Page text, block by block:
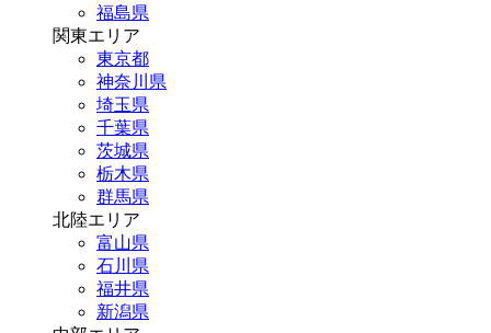
福島県
関東エリア
東京都
神奈川県
埼玉県
千葉県
茨城県
栃木県
群馬県
北陸エリア
富山県
石川県
福井県
新潟県